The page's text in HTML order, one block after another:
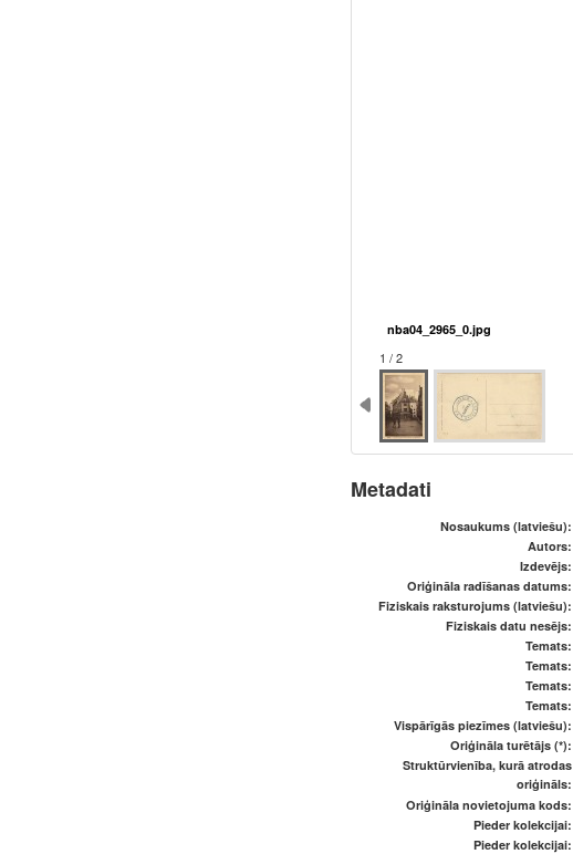
nba04_2965_0.jpg
1 / 2
Metadati
Nosaukums (latviešu):
Autors:
Izdevējs:
Oriģināla radīšanas datums:
Fiziskais raksturojums (latviešu):
Fiziskais datu nesējs:
Temats:
Temats:
Temats:
Temats:
Vispārīgās piezīmes (latviešu):
Oriģināla turētājs (*):
Struktūrvienība, kurā atrodas
oriģināls:
Oriģināla novietojuma kods:
Pieder kolekcijai:
Pieder kolekcijai: